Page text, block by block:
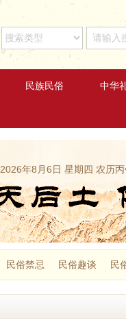
民族民俗 中华
2026年8月6日 星期四 农历
民俗禁忌 民俗趣谈 民